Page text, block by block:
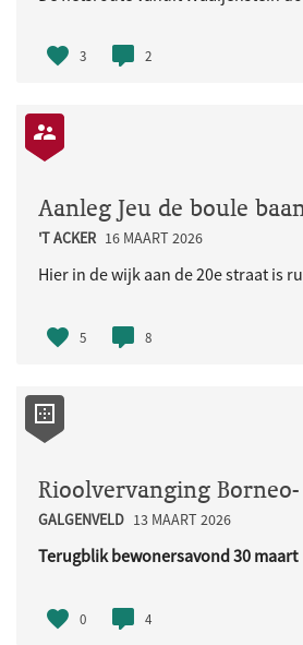
3 2
Aanleg Jeu de boule
'T ACKER 16 MAART 2026
Hier in de wijk aan de 20e straat is
5 8
GALGENVELD 13 MAART 2026
Terugblik bewonersavond 30 maart
0 4